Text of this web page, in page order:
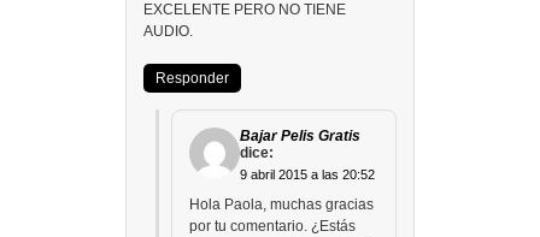
EXCELENTE PERO NO TIENE
AUDIO.
Responder
Bajar Pelis Gratis
dice:
9 abril 2015 a las 20:52
Hola Paola, muchas gracias
por tu comentario. ¿Estás